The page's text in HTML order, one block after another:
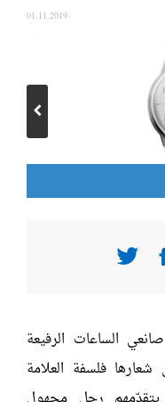
01.11.2019
الساعات الرفيعة
فلسفة العلامة